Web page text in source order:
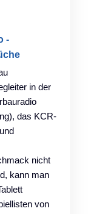
-
in der
das KCR-
nicht
kann man
von